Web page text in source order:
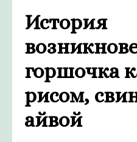
История
горшочка
рисом,
айвой